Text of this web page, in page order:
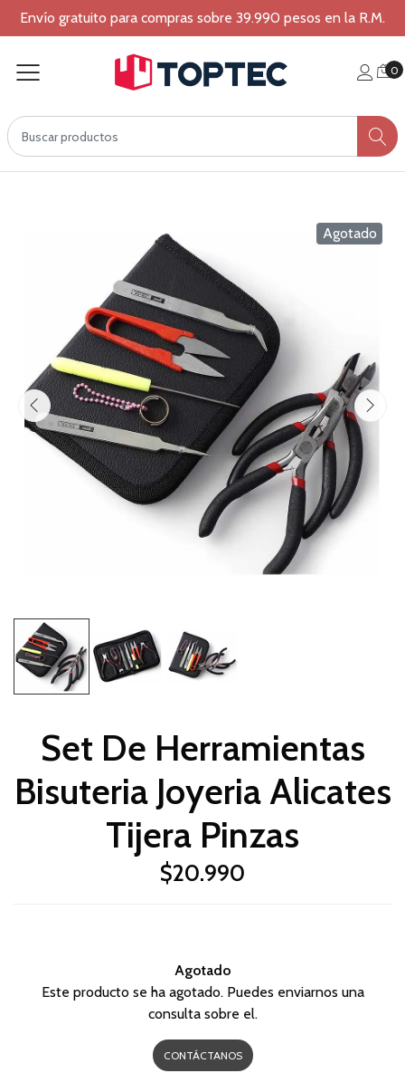
Envío gratuito para compras sobre 39.990 pesos en la R.M.
0
Agotado
Set De Herramientas
Bisuteria Joyeria Alicates
Tijera Pinzas
$20.990
Agotado
Este producto se ha agotado. Puedes enviarnos una
consulta sobre el.
CONTÁCTANOS